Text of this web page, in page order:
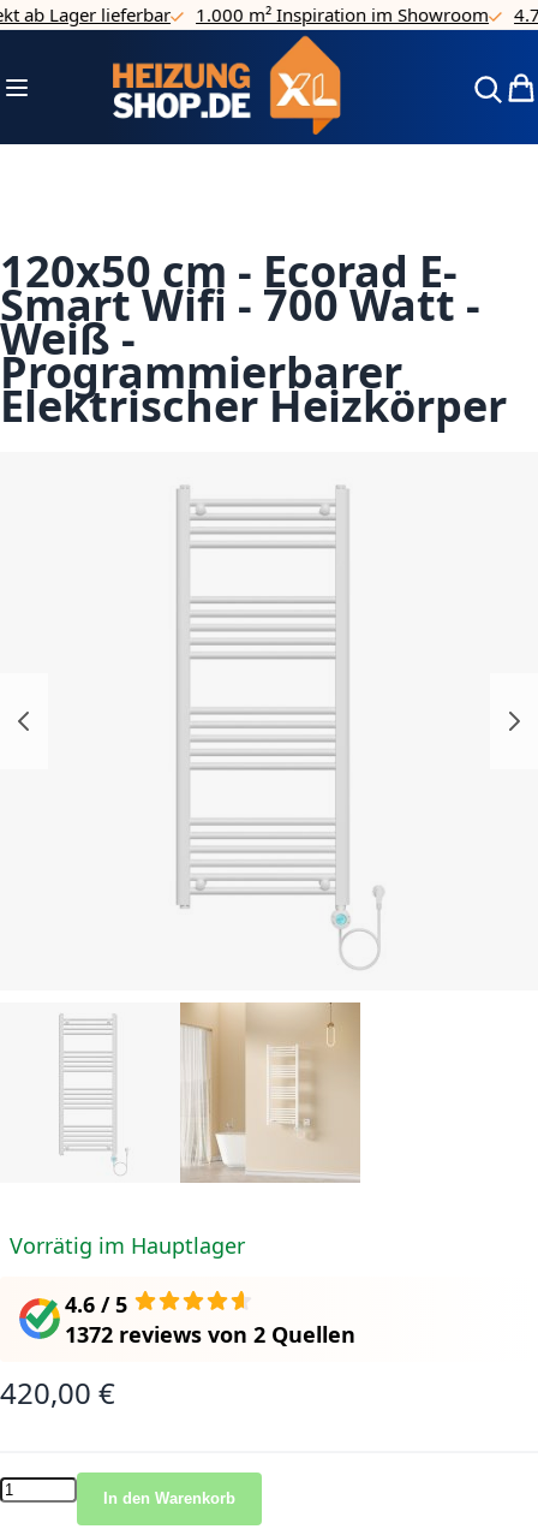
Direkt zum Inhalt
Lager lieferbar 1.000 m² Inspiration im Showroom 4.7/
Navigation umschalten
120x50 cm - Ecorad E-
Smart Wifi - 700 Watt -
Weiß -
Programmierbarer
Elektrischer Heizkörper
Vorrätig im Hauptlager
4.6 / 5
1372 reviews von 2 Quellen
420,00 €
In den Warenkorb